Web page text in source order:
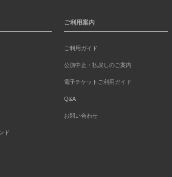
ド
ご利用案内
ご利用ガイド
公演中止・払戻しのご案内
電子チケットご利用ガイド
Q&A
お問い合わせ